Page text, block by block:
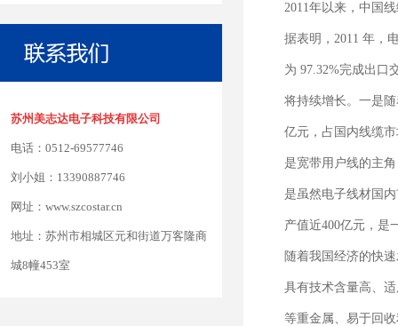
苏州美志达电子科技有限公司
电话：0512-69577746
刘小姐：13390887746
网址：www.szcostar.cn
地址：苏州市相城区元和街道万客隆商
城8幢453室
2011年以来，中国
据表明，2011 年，
为 97.32%完成出口
将持续增长。一是
亿元，占国内线缆
是宽带用户线的主
是虽然电子线材国
产值近400亿元，是
随着我国经济的快
具有技术含量高、
等重金属、易于回